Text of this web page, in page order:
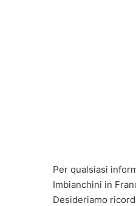
Per qualsiasi
Imbianchini in
Desideriamo